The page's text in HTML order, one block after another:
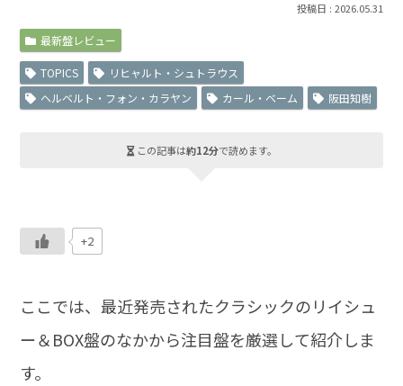
2026.05.31
最新盤レビュー
TOPICS
リヒャルト・シュトラウス
ヘルベルト・フォン・カラヤン
カール・ベーム 阪田知樹
この記事は約12分で読めます。
+2
ここでは、最近発売されたクラシックのリイシュ
ー＆BOX盤のなかから注目盤を厳選して紹介しま
す。